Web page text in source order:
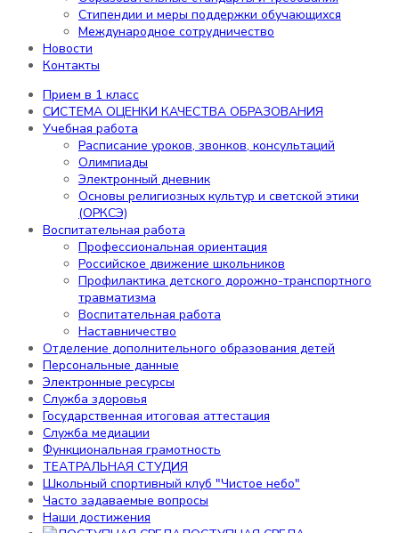
обучающихся
Организация питания в образовательной
организации
Образовательные стандарты и
требования
Стипендии и меры поддержки
обучающихся
Международное сотрудничество
Новости
Контакты
Содержание
Прием в 1 класс
СИСТЕМА ОЦЕНКИ КАЧЕСТВА ОБРАЗОВАНИЯ
Учебная работа
Расписание уроков, звонков,
консультаций
Олимпиады
Электронный дневник
Основы религиозных культур и
светской этики (ОРКСЭ)
Воспитательная работа
Профессиональная ориентация
Российское движение школьников
Профилактика детского дорожно-
транспортного травматизма
Воспитательная работа
Наставничество
Стипендии и меры поддержки обучающихся
Международное сотрудничество
Новости
Контакты
Прием в 1 класс
СИСТЕМА ОЦЕНКИ КАЧЕСТВА ОБРАЗОВАНИЯ
Учебная работа
Расписание уроков, звонков, консультаций
Олимпиады
Электронный дневник
Основы религиозных культур и светской этики
(ОРКСЭ)
Воспитательная работа
Профессиональная ориентация
Российское движение школьников
Профилактика детского дорожно-транспортного
травматизма
Воспитательная работа
Наставничество
Отделение дополнительного образования детей
Персональные данные
Электронные ресурсы
Служба здоровья
Государственная итоговая аттестация
Служба медиации
Функциональная грамотность
ТЕАТРАЛЬНАЯ СТУДИЯ
Школьный спортивный клуб "Чистое небо"
Часто задаваемые вопросы
Наши достижения